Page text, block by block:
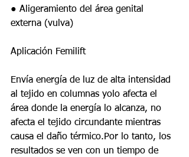
● Aligeramiento del área genital
externa (vulva)
Aplicación Femilift
Envía energía de luz de alta intensidad
al tejido en columnas yolo afecta el
área donde la energía lo alcanza, no
afecta el tejido circundante mientras
causa el daño térmico.Por lo tanto, los
resultados se ven con un tiempo de